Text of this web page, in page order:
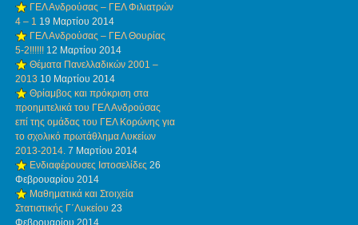
ΓΕΛ Ανδρούσας – ΓΕΛ Φιλιατρών
4 – 1 19 Μαρτίου 2014
ΓΕΛ Ανδρούσας – ΓΕΛ Θουρίας
5-2!!!!!! 12 Μαρτίου 2014
Θέματα Πανελλαδικών 2001 –
2013 10 Μαρτίου 2014
Θρίαμβος και πρόκριση στα
προημιτελικά του ΓΕΛ Ανδρούσας
επί της ομάδας του ΓΕΛ Κορώνης για
το σχολικό πρωτάθλημα Λυκείων
2013-2014. 7 Μαρτίου 2014
Ενδιαφέρουσες Ιστοσελίδες 26
Φεβρουαρίου 2014
Μαθηματικά και Στοιχεία
Στατιστικής Γ΄Λυκείου 23
Φεβρουαρίου 2014